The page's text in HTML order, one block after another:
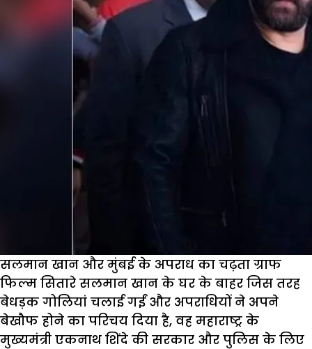
सलमान खान और मुंबई के अपराध का चढ़ता ग्राफ
फिल्म सितारे सलमान खान के घर के बाहर जिस तरह
बेधड़क गोलियां चलाई गईं और अपराधियों ने अपने
बेखौफ होने का परिचय दिया है, वह महाराष्ट्र के
मुख्यमंत्री एकनाथ शिंदे की सरकार और पुलिस के लिए